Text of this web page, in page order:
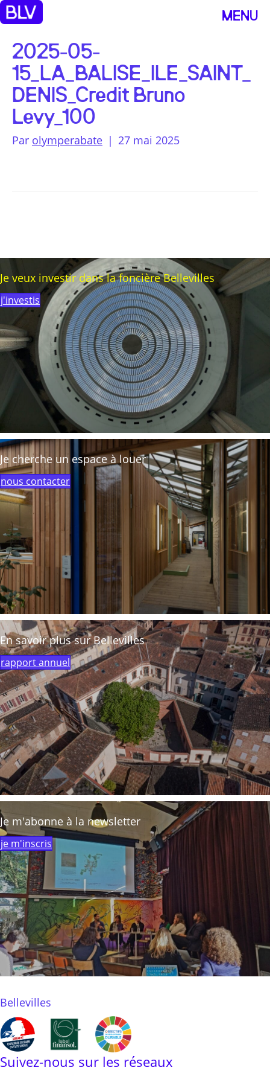
MENU
2025-05-
15_LA_BALISE_ILE_SAINT_
DENIS_Credit Bruno
Levy_100
Par olymperabate | 27 mai 2025
Je veux investir dans la foncière Bellevilles
j'investis
Je cherche un espace à louer
nous contacter
En savoir plus sur Bellevilles
rapport annuel
Je m'abonne à la newsletter
je m'inscris
Bellevilles
Suivez-nous sur les réseaux